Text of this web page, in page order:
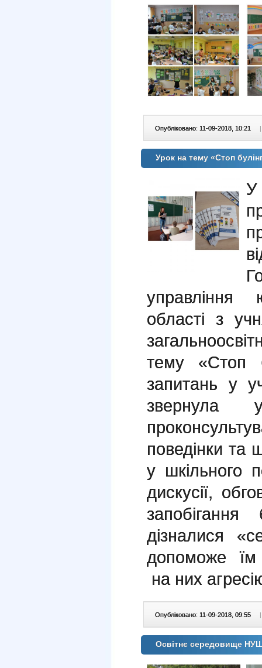
Опубліковано: 11-09-2018, 10:21 |
Урок на тему «Стоп
управління
області з
тему «Стоп
запитань у
поведінки та
у шкільного
дискусії,
дізналися
допоможе їм
на них
Опубліковано: 11-09-2018, 09:55 |
Освітнє середовище